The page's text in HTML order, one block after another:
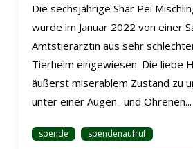
Die sechsjährige Shar Pei
wurde im Januar 2022 von einer
Amtstierärztin aus sehr
Tierheim eingewiesen. Die liebe
äußerst miserablem Zustand zu
unter einer Augen- und Ohrenen...
spende spendenaufruf